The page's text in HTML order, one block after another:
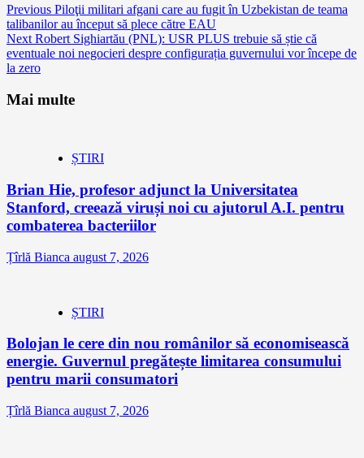
Continue
Reading
Previous Piloţii militari afgani care au fugit în Uzbekistan de teama
talibanilor au început să plece către EAU
Next Robert Sighiartău (PNL): USR PLUS trebuie să știe că
eventuale noi negocieri despre configurația guvernului vor începe de
la zero
Mai multe
ȘTIRI
Brian Hie, profesor adjunct la Universitatea
Stanford, creează viruși noi cu ajutorul A.I. pentru
combaterea bacteriilor
Țîrlă Bianca august 7, 2026
ȘTIRI
Bolojan le cere din nou românilor să economisească
energie. Guvernul pregătește limitarea consumului
pentru marii consumatori
Țîrlă Bianca august 7, 2026